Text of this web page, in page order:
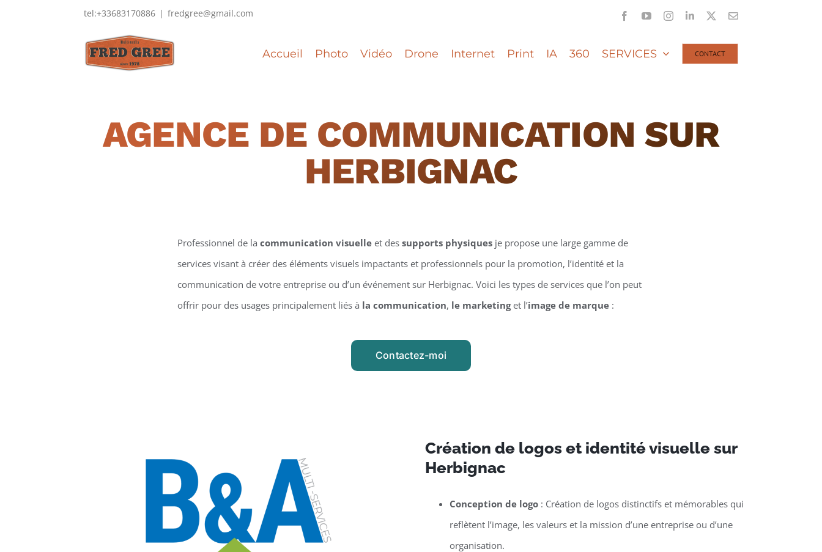
tel:+33683170886 | fredgree@gmail.com FacebookYouTubeInstagramLinkedIn Email
Accueil Photo Vidéo Drone Internet Print IA 360 SERVICES CONTACT
AGENCE DE COMMUNICATION SUR
HERBIGNAC
Professionnel de la communication visuelleet des supports physiquesje propose une large gamme de
services visant à créer des éléments visuels impactants et professionnels pour la promotion, l’identité et la
communication de votre entreprise ou d’un événement sur Herbignac. Voici les types de services que l’on peut
offrir pour des usages principalement liés à la communication, le marketinget l’image de marque:
Contactez-moi
Création de logos et identité visuelle sur
Herbignac
Conception de logo : Création de logos distinctifs et mémorables qui
reflètent l’image, les valeurs et la mission d’une entreprise ou d’une
organisation.